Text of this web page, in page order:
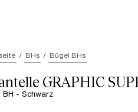
oben" oder "Escape"
BHs Bügel BHs
GRAPHIC
BH - Schwarz